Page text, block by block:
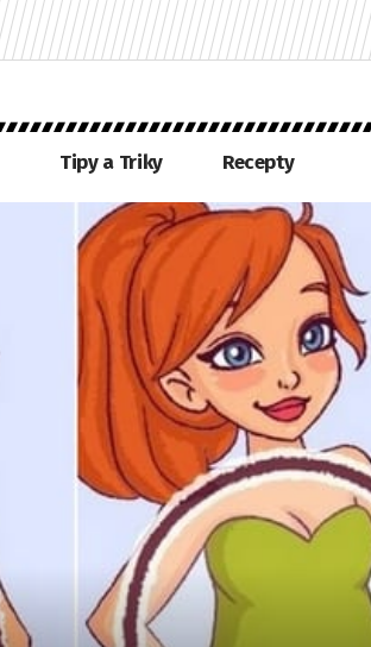
Tipy a Triky Recepty